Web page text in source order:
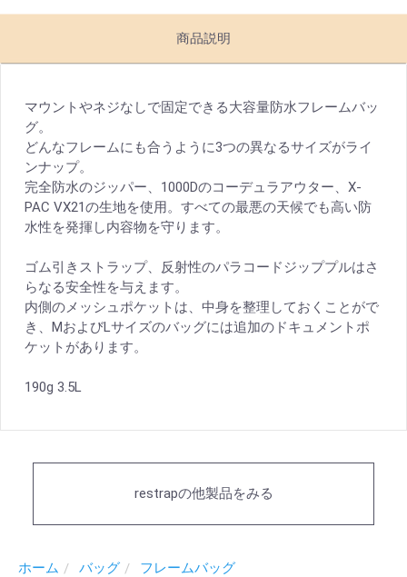
商品説明
マウントやネジなしで固定できる大容量防水フレームバッ
グ。
どんなフレームにも合うように3つの異なるサイズがライ
ンナップ。
完全防水のジッパー、1000Dのコーデュラアウター、X-
PAC VX21の生地を使用。すべての最悪の天候でも高い防
水性を発揮し内容物を守ります。
ゴム引きストラップ、反射性のパラコードジッププルはさ
らなる安全性を与えます。
内側のメッシュポケットは、中身を整理しておくことがで
き、MおよびLサイズのバッグには追加のドキュメントポ
ケットがあります。
190g 3.5L
restrapの他製品をみる
ホーム バッグ フレームバッグ